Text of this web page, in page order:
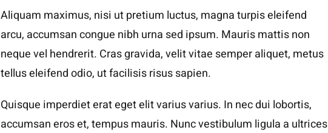
Aliquam maximus, nisi ut pretium luctus, magna turpis eleifend
arcu, accumsan congue nibh urna sed ipsum. Mauris mattis non
neque vel hendrerit. Cras gravida, velit vitae semper aliquet, metus
tellus eleifend odio, ut facilisis risus sapien.
Quisque imperdiet erat eget elit varius varius. In nec dui lobortis,
accumsan eros et, tempus mauris. Nunc vestibulum ligula a ultrices